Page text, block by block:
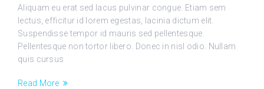
Aliquam eu erat sed lacus pulvinar congue. Etiam sem
lectus, efficitur id lorem egestas, lacinia dictum elit.
Suspendisse tempor id mauris sed pellentesque.
Pellentesque non tortor libero. Donec in nisl odio. Nullam
quis cursus
Read More